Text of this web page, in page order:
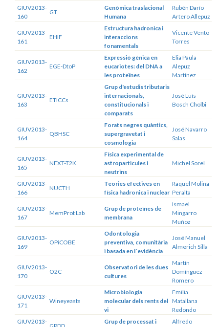
GIUV2013-
160
GT
Genòmica traslacional
Humana
Rubén Darío
Artero Allepuz
GIUV2013-
161
EHIF
Estructura hadronica i
interaccions
fonamentals
Vicente Vento
Torres
GIUV2013-
162
EGE-DtoP
Expressió gènica en
eucariotes: del DNA a
les proteïnes
Elia Paula
Alepuz
Martínez
GIUV2013-
163
ETICCs
Grup d'estudis tributaris
internacionals,
constitucionals i
comparats
José Luís
Bosch Cholbi
GIUV2013-
164
QBHSC
Forats negres quàntics,
supergravetat i
cosmologia
José Navarro
Salas
GIUV2013-
165
NEXT-T2K
Física experimental de
astroparticules i
neutrins
Michel Sorel
GIUV2013-
166
NUCTH
Teories efectives en
física hadronica i nuclear
Raquel Molina
Peralta
GIUV2013-
167
MemProt Lab
Grup de proteïnes de
membrana
Ismael
Mingarro
Muñoz
GIUV2013-
169
OPiCOBE
Odontologia
preventiva, comunitària
i basada en l´evidència
José Manuel
Almerich Silla
GIUV2013-
170
O2C
Observatori de les dues
cultures
Martín
Domínguez
Romero
GIUV2013-
171
Wineyeasts
Microbiologia
molecular dels rents del
vi
Emilia
Matallana
Redondo
GIUV2013-
Grup de processat i
Alfredo